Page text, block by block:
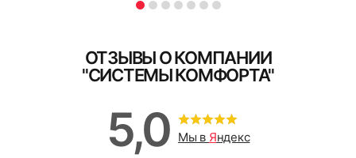
ОТЗЫВЫ О КОМПАНИИ
"СИСТЕМЫ КОМФОРТА"
5,0 Мы в Яндекс